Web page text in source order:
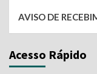
AVISO DE
Acesso Rápido